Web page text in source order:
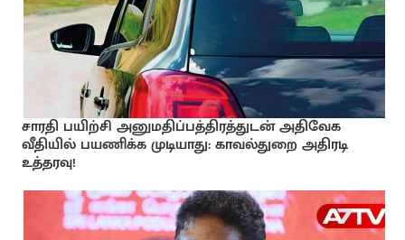
சாரதி பயிற்சி அனுமதிப்பத்திரத்துடன் அதிவேக
வீதியில் பயணிக்க முடியாது: காவல்துறை அதிரடி
உத்தரவு!